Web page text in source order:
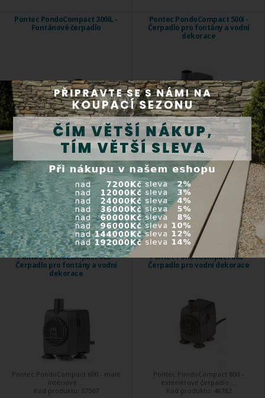
Pontec PondoCompact 300iL -
Fontánové čerpadlo
Pontec PondoCompact 300iL - Malé
čerpadlo ...
Kód produktu:57502
809,00 Kč
Koupit
Skladem
Pontec PondoCompact 500i -
Čerpadlo pro fontány a vodní
dekorace
Pontec PondoCompact 500i - malé
intériové ...
Kód produktu:
657,00 Kč
Koupit
Skladem
Pontec PondoCompact 600 -
Čerpadlo pro fontány a vodní
dekorace
Pontec PondoCompact 600 - malé
intériové ...
Kód produktu: 57507
Pontec PondoCompact 800 -
Čerpadlo pro vodní dekorace
Pontec PondoCompact 800 -
exteriérové čerpadlo ...
Kód produktu: 46782